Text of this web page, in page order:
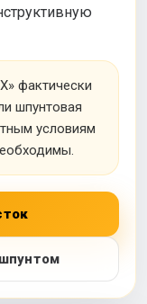
фактически
шпунтовая
условиям